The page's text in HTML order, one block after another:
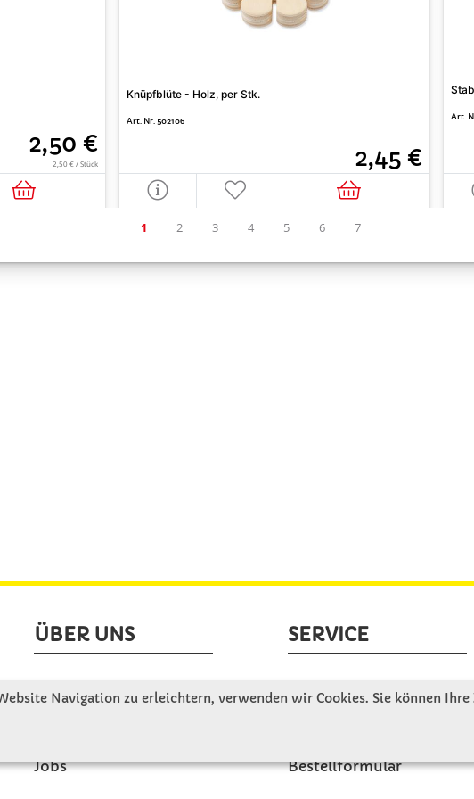
2,50 €
2,50 € / Stück
Knüpfblüte - Holz, per Stk.
Art. Nr. 502106
2,45 €
Art.
ÜBER UNS
Wir stellen uns vor
Jobs
SERVICE
Gute Gründe für Winkler
Bestellformular
Navigation zu erleichtern, verwenden wir Cookies. Sie können